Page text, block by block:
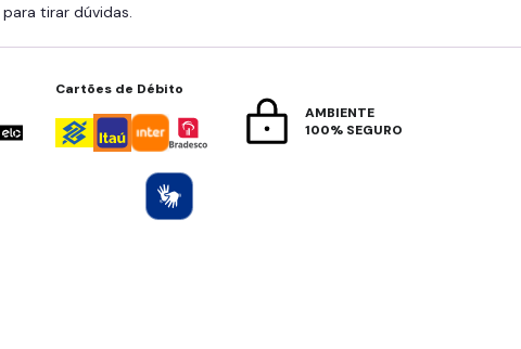
tirar dúvidas.
Cartões de Débito
AMBIENTE
100% SEGURO